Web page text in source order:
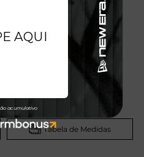
Tabela de Medidas